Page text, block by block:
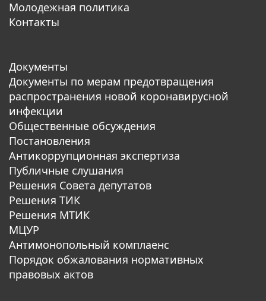
Молодежная политика
Контакты
Документы
Документы по мерам предотвращения
распространения новой коронавирусной
инфекции
Общественные обсуждения
Постановления
Антикоррупционная экспертиза
Публичные слушания
Решения Совета депутатов
Решения ТИК
Решения МТИК
МЦУР
Антимонопольный комплаенс
Порядок обжалования нормативных
правовых актов